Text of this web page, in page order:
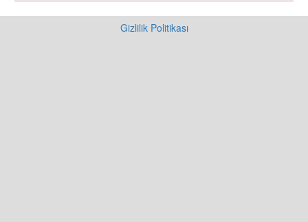
Gizlilik Politikası